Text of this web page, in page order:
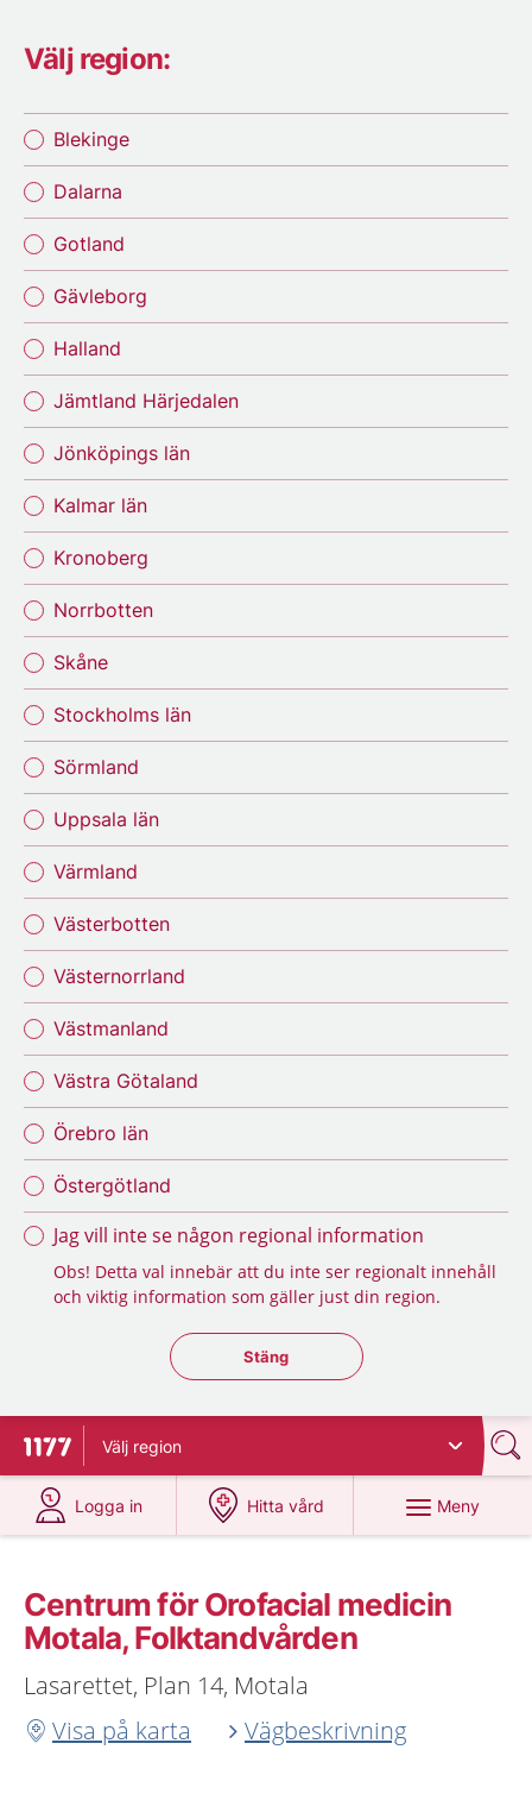
Välj region:
Blekinge
Dalarna
Gotland
Gävleborg
Halland
Jämtland Härjedalen
Jönköpings län
Kalmar län
Kronoberg
Norrbotten
Skåne
Stockholms län
Sörmland
Uppsala län
Värmland
Västerbotten
Västernorrland
Västmanland
Västra Götaland
Örebro län
Östergötland
Jag vill inte se någon regional information
Obs! Detta val innebär att du inte ser regionalt innehåll
och viktig information som gäller just din region.
Stäng regionsväljaren
Stäng
Till startsidan för 1177
Välj region
Logga in
på 1177.se
Hitta vård
på 1177.se
Meny
Centrum för Orofacial medicin
Motala, Folktandvården
Lasarettet, Plan 14, Motala
Visa på karta
Vägbeskrivning